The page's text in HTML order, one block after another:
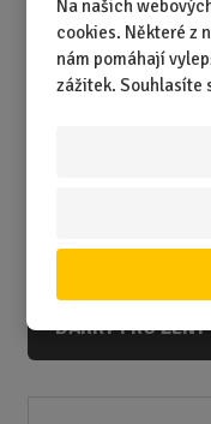
Na našich
cookies. Některé z
nám pomáhají
zážitek. Souhlasíte
DÁRKY
DÁRKY K
DÁRKY PODLE
DÁRKY PODLE
DÁRKY PRO DĚTI
DÁRKY PRO ŽENY